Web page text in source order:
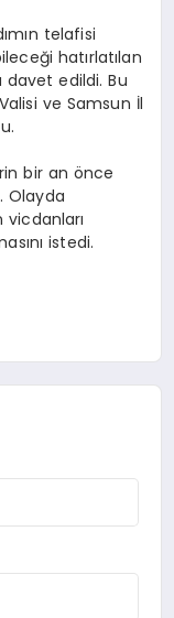
telafisi
hatırlatılan
edildi. Bu
ve Samsun İl
bir an önce
Olayda
istedi.